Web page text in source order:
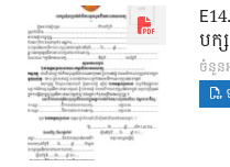
បក្ស
ចំនួន